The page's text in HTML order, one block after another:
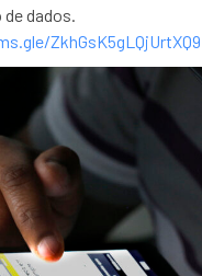
dados.
ZkhGsK5gLQjUrtXQ9